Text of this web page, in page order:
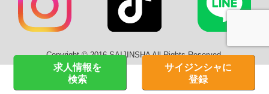
Copyright © 2016 SAIJINSHA All Rights Reserved.
求人情報を
検索
サイジンシャに
登録